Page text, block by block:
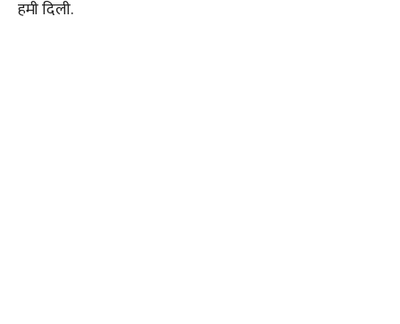
हमी दिली.